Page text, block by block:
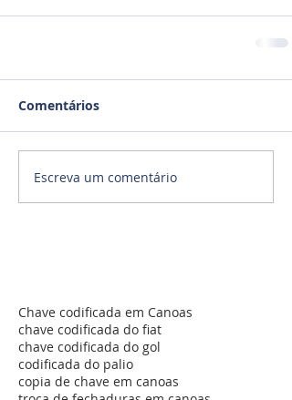
Comentários
Escreva um comentário
Chave codificada em Canoas
chave codificada do fiat
chave codificada do gol
codificada do palio
copia de chave em canoas